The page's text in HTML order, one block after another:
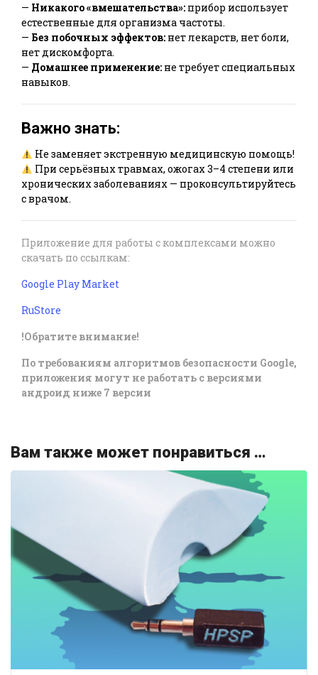
— Никакого «вмешательства»: прибор использует
естественные для организма частоты.
— Без побочных эффектов: нет лекарств, нет боли,
нет дискомфорта.
— Домашнее применение: не требует специальных
навыков.
Важно знать:
Не заменяет экстренную медицинскую помощь!
При серьёзных травмах, ожогах 3–4 степени или
хронических заболеваниях — проконсультируйтесь
с врачом.
Приложение для работы с комплексами можно
скачать по ссылкам:
Google Play Market
RuStore
!Обратите внимание!
По требованиям алгоритмов безопасности Google,
приложения могут не работать с версиями
андроид ниже 7 версии
Вам также может понравиться …